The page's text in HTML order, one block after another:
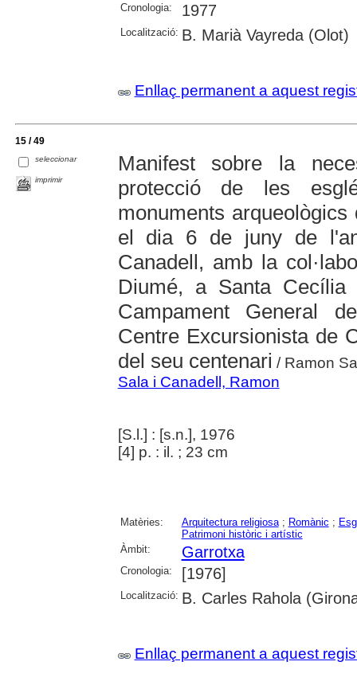
Cronologia: 1977
Localització: B. Marià Vayreda (Olot)
Enllaç permanent a aquest
15 / 49
seleccionar
imprimir
Manifest sobre la
protecció de les
monuments
el dia 6 de juny de
Canadell, amb la
Diumé, a Santa
Campament General
Centre Excursionista de
del seu centenari / Ramon
Sala i Canadell, Ramon
[S.l.] : [s.n.], 1976
[4] p. : il. ; 23 cm
Matèries: Arquitectura religiosa; Romànic ;
Patrimoni històric i artístic
Àmbit:
Garrotxa
Cronologia: [1976]
Localització: B. Carles Rahola
Enllaç permanent a aquest